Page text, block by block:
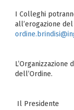
I Colleghi
all’erogazione
dell’Ordine.
Il Presidente